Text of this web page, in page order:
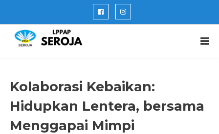
Kolaborasi Kebaikan:
Hidupkan Lentera, bersama
Menggapai Mimpi